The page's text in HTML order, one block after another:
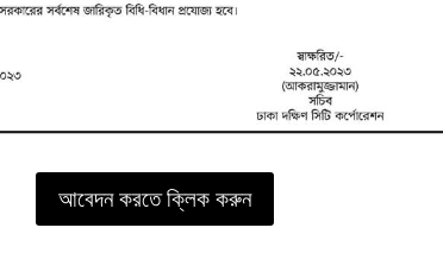
আবেদন করতে ক্লিক করুন